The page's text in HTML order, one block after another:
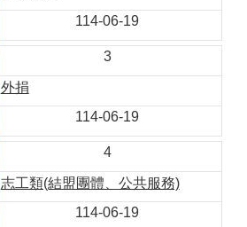
114-06-19
3
外捐
114-06-19
4
志工類(結盟團體、公共服務)
114-06-19